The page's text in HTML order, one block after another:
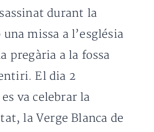
durant la
missa a l’església
pregària a la fossa
El dia 2
va celebrar la
la Verge Blanca de